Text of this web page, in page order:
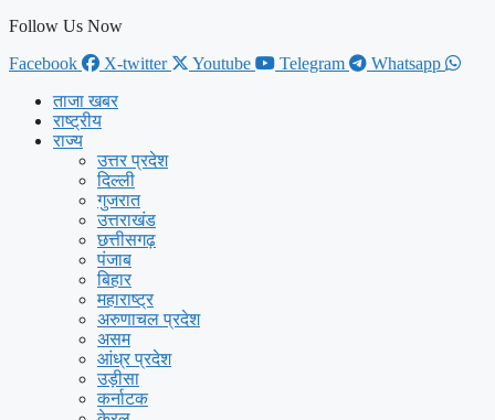
Follow Us Now
Facebook
X-twitter Youtube Telegram
Whatsapp
ताजा खबर
राष्ट्रीय
राज्य
उत्तर प्रदेश
दिल्ली
गुजरात
उत्तराखंड
छत्तीसगढ़
पंजाब
बिहार
महाराष्ट्र
अरुणाचल प्रदेश
असम
आंध्र प्रदेश
उड़ीसा
कर्नाटक